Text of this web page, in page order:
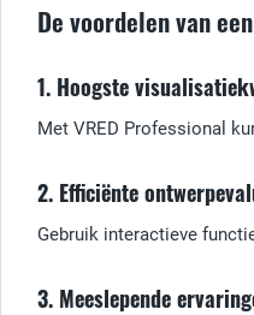
De voordelen van
1. Hoogste
Met VRED Professional
2. Efficiënte
Gebruik interactieve
3. Meeslepende